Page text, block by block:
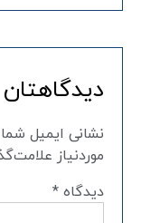
نشانی ایمیل
موردنیاز
دیدگاه *